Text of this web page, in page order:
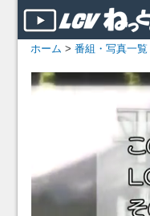
ホーム > 番組・写真一覧